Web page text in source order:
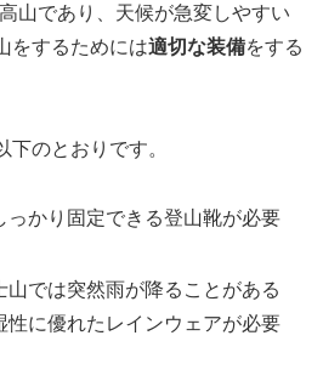
山であり、天候が急変しやすい
をするためには適切な装備をする
下のとおりです。
っかり固定できる登山靴が必要
山では突然雨が降ることがある
性に優れたレインウェアが必要